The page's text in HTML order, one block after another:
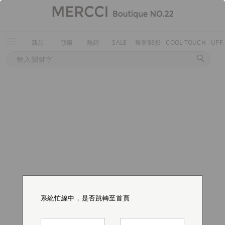
新品 預購 熱銷 SALE 整套88折 COOL TOUCH
系統忙線中，是否跳轉至首頁
系統忙線中，是否跳轉至首頁
系統忙線中，是否跳轉至首頁
系統忙線中，是否跳轉至首頁
系統忙線中，是否跳轉至首頁